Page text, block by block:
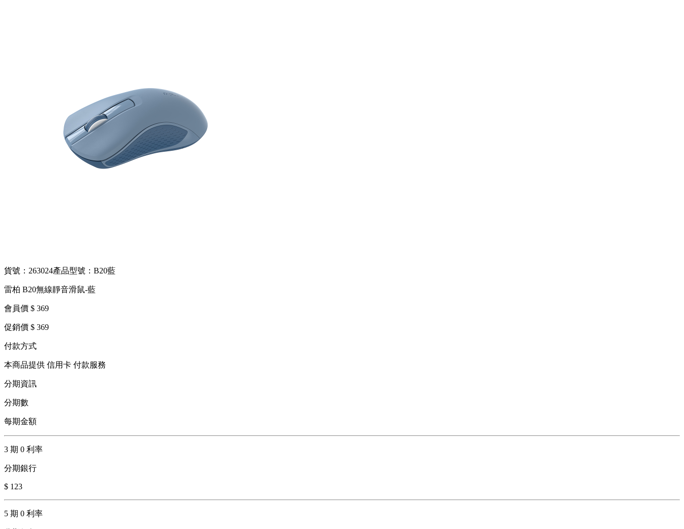
貨號：263024產品型號：B20藍
雷柏 B20無線靜音滑鼠-藍
會員價 $ 369
促銷價 $ 369
付款方式
本商品提供 信用卡 付款服務
分期資訊
分期數
每期金額
3 期 0 利率
分期銀行
$ 123
5 期 0 利率